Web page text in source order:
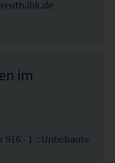
im
916 - 1 : Unbebaute